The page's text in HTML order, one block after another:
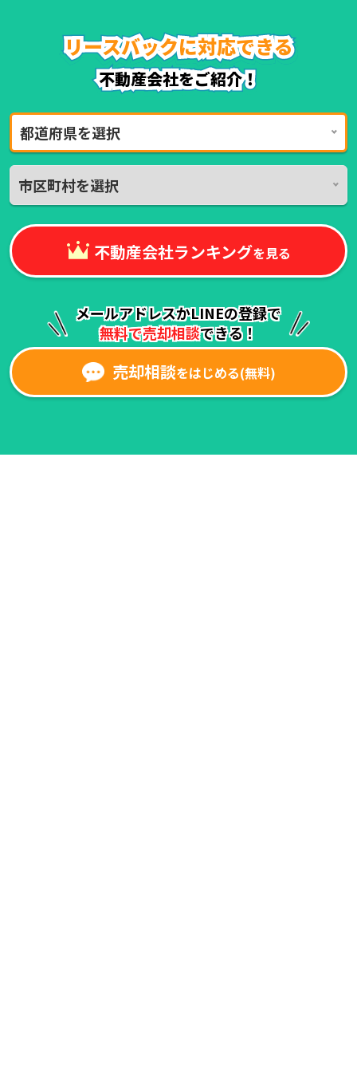
リースバックに対応できる
リースバックに対応できる
リースバックに対応できる
不動産会社をご紹介！
リースバックに対応できる
リースバックに対応できる
リースバックに対応できる
不動産会社をご紹介！
都道府県を選択
市区町村を選択
不動産会社ランキングを見る
メールアドレスかLINEの登録で
無料で売却相談できる！
売却相談をはじめる(無料)